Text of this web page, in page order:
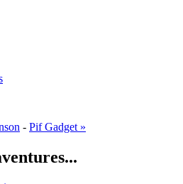
- Pif Gadget »